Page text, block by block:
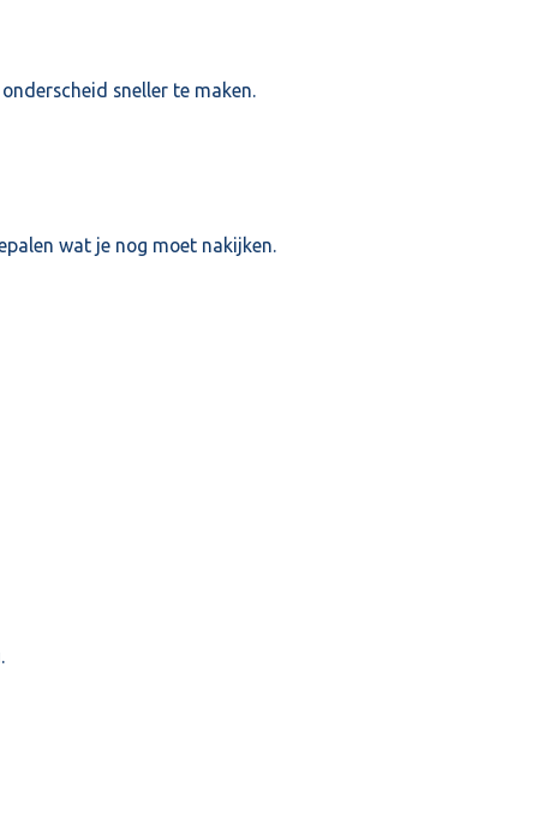
sneller te maken.
wat je nog moet nakijken.